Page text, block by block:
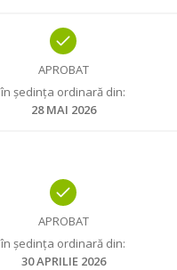
APROBAT
în ședința ordinară din:
28 MAI 2026
APROBAT
în ședința ordinară din:
30 APRILIE 2026